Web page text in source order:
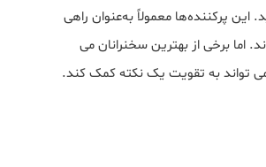
این پرکننده‌ها معمولاً به‌عنوان راهی
اما برخی از بهترین سخنرانان می
تواند به تقویت یک نکته کمک کند.